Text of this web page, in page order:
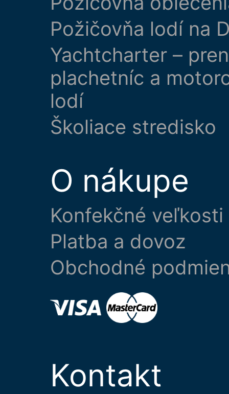
Požičovňa lodí na
Yachtcharter –
plachetníc a
lodí
Školiace stredisko
O nákupe
Konfekčné veľkosti
Platba a dovoz
Obchodné
Kontakt